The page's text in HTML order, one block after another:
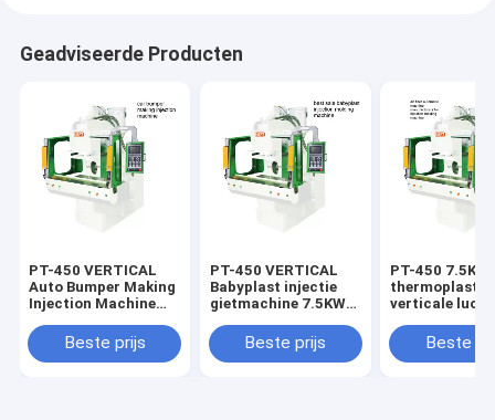
Geadviseerde Producten
PT-450 VERTICAL
Auto Bumper Making
Injection Machine
Beste prijs
PT-450 VERTICAL
Babyplast injectie
gietmachine 7.5KW
Beste prijs
PT-450 7.5KW
verticale
automatisch
Beste